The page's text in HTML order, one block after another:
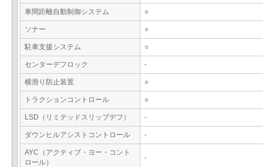
車間距離自動制御システム ○
ソナー ○
駐車支援システム ○
センターデフロック -
横滑り防止装置 ○
トラクションコントロール ○
LSD（リミテッドスリップデフ） -
ダウンヒルアシストコントロール -
AYC（アクティブ・ヨー・コント
ロール）
-